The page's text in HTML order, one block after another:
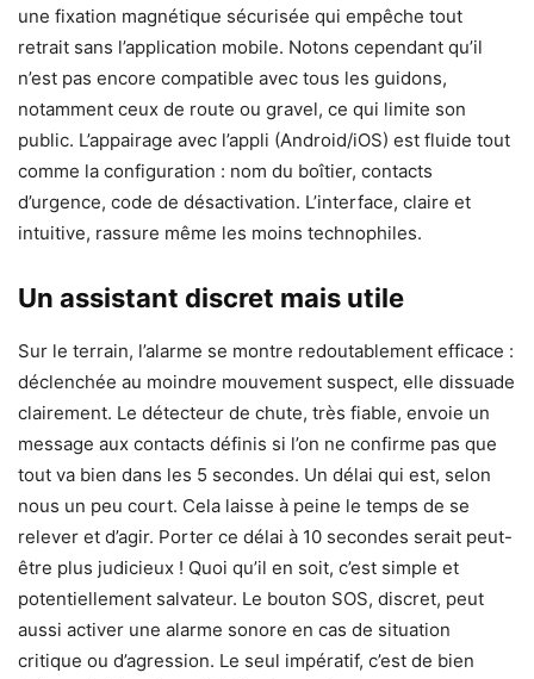
une fixation magnétique sécurisée qui empêche tout
retrait sans l’application mobile. Notons cependant qu’il
n’est pas encore compatible avec tous les guidons,
notamment ceux de route ou gravel, ce qui limite son
public. L’appairage avec l’appli (Android/iOS) est fluide tout
comme la configuration : nom du boîtier, contacts
d’urgence, code de désactivation. L’interface, claire et
intuitive, rassure même les moins technophiles.
Un assistant discret mais utile
Sur le terrain, l’alarme se montre redoutablement efficace :
déclenchée au moindre mouvement suspect, elle dissuade
clairement. Le détecteur de chute, très fiable, envoie un
message aux contacts définis si l’on ne confirme pas que
tout va bien dans les 5 secondes. Un délai qui est, selon
nous un peu court. Cela laisse à peine le temps de se
relever et d’agir. Porter ce délai à 10 secondes serait peut-
être plus judicieux ! Quoi qu’il en soit, c’est simple et
potentiellement salvateur. Le bouton SOS, discret, peut
aussi activer une alarme sonore en cas de situation
critique ou d’agression. Le seul impératif, c’est de bien